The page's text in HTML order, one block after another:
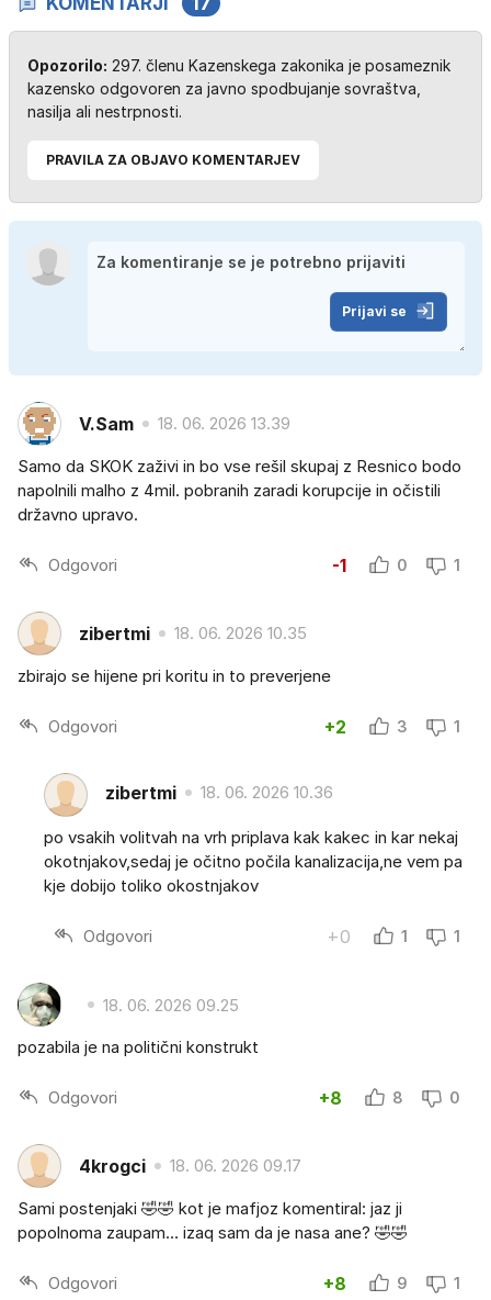
Opozorilo: 297. členu Kazenskega zakonika je posameznik
kazensko odgovoren za javno spodbujanje sovraštva,
nasilja ali nestrpnosti.
PRAVILA ZA OBJAVO KOMENTARJEV
Prijavi se
V.Sam 18. 06. 2026 13.39
Samo da SKOK zaživi in bo vse rešil skupaj z Resnico bodo
napolnili malho z 4mil. pobranih zaradi korupcije in očistili
državno upravo.
Odgovori -1 0 1
zibertmi 18. 06. 2026 10.35
zbirajo se hijene pri koritu in to preverjene
Odgovori +2 3 1
zibertmi 18. 06. 2026 10.36
po vsakih volitvah na vrh priplava kak kakec in kar nekaj
okotnjakov,sedaj je očitno počila kanalizacija,ne vem pa
kje dobijo toliko okostnjakov
Odgovori +0 1 1
18. 06. 2026 09.25
pozabila je na politični konstrukt
Odgovori +8 8 0
4krogci 18. 06. 2026 09.17
Sami postenjaki 🤣🤣 kot je mafjoz komentiral: jaz ji
popolnoma zaupam… izaq sam da je nasa ane? 🤣🤣
Odgovori +8 9 1